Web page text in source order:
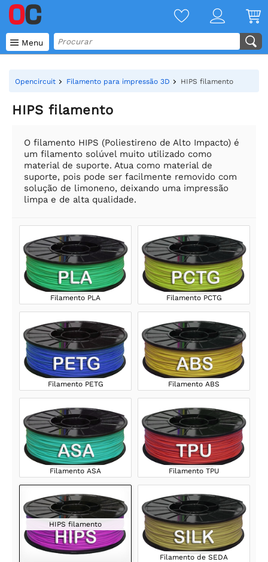
 Menu
Opencircuit Filamento para impressão 3D HIPS filamento
HIPS filamento
O filamento HIPS (Poliestireno de Alto Impacto) é
um filamento solúvel muito utilizado como
material de suporte. Atua como material de
suporte, pois pode ser facilmente removido com
solução de limoneno, deixando uma impressão
limpa e de alta qualidade.
Filamento PLA Filamento PCTG
Filamento PETG Filamento ABS
Filamento ASA Filamento TPU
HIPS filamento
Filamento de SEDA